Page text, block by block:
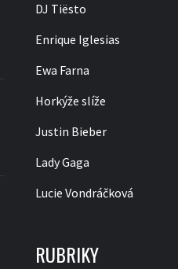
DJ Tiësto
Enrique Iglesias
Ewa Farna
Horkýže slíže
Justin Bieber
Lady Gaga
Lucie Vondráčková
RUBRIKY